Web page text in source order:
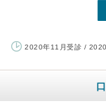
2020年11月受診 /